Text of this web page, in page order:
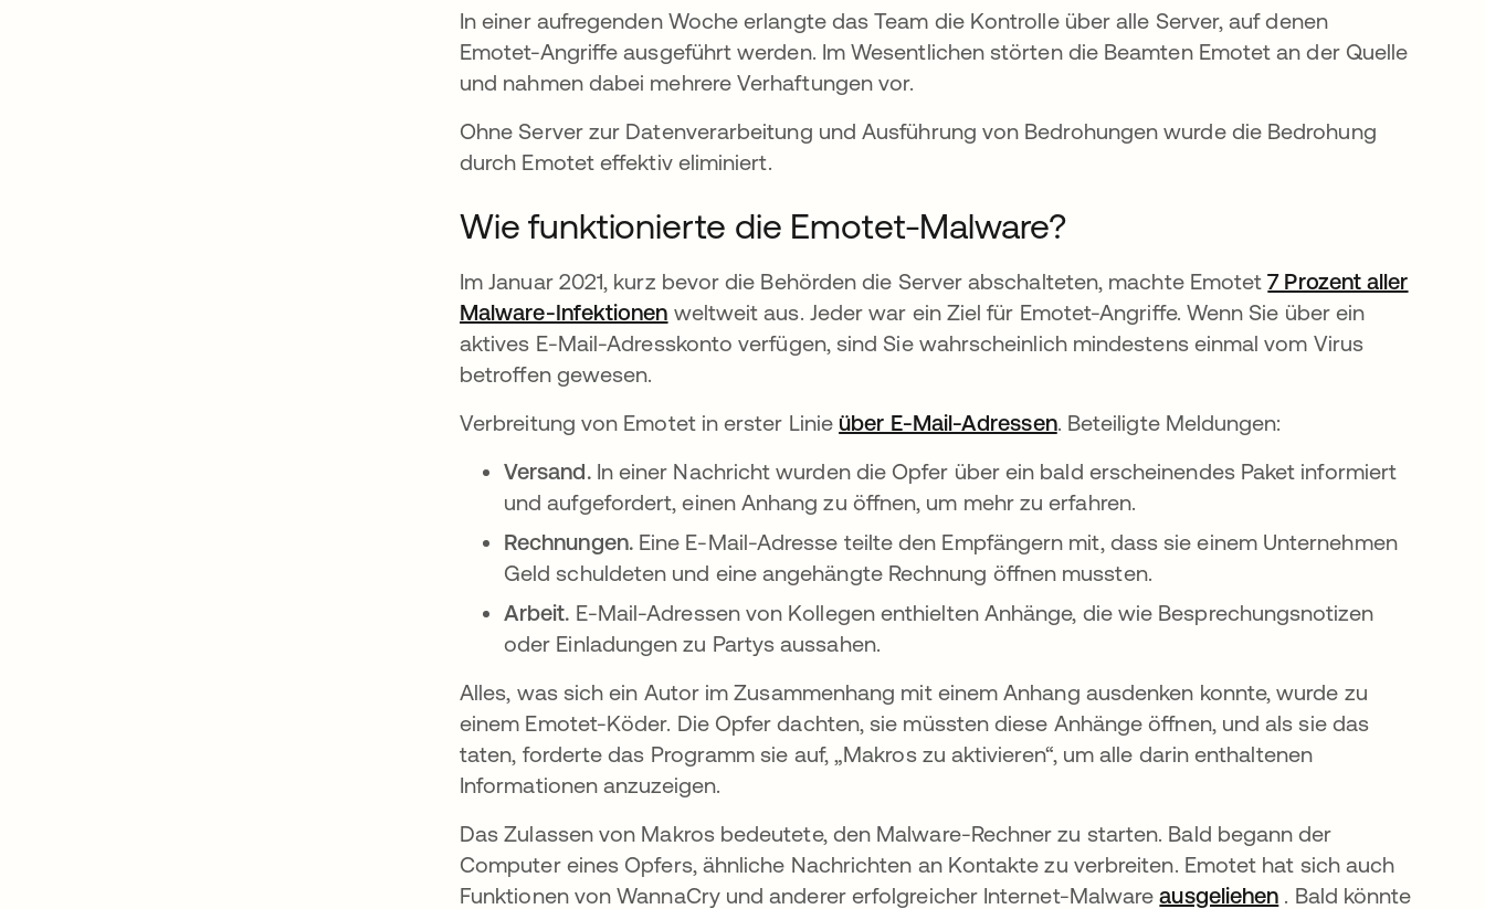
In einer aufregenden Woche erlangte das Team die Kontrolle über alle Server, auf denen
Emotet-Angriffe ausgeführt werden. Im Wesentlichen störten die Beamten Emotet an der Quelle
und nahmen dabei mehrere Verhaftungen vor.
Ohne Server zur Datenverarbeitung und Ausführung von Bedrohungen wurde die Bedrohung
durch Emotet effektiv eliminiert.
Wie funktionierte die Emotet-Malware?
Im Januar 2021, kurz bevor die Behörden die Server abschalteten, machte Emotet7 Prozent aller
Malware-Infektionen wird in einer neuen Registerkarte geöffnet
weltweit aus. Jeder war ein Ziel für Emotet-Angriffe. Wenn Sie über ein
aktives E-Mail-Adresskonto verfügen, sind Sie wahrscheinlich mindestens einmal vom Virus
betroffen gewesen.
Verbreitung von Emotet in erster Linieüber E-Mail-Adressen. Beteiligte Meldungen:
Versand. In einer Nachricht wurden die Opfer über ein bald erscheinendes Paket informiert
und aufgefordert, einen Anhang zu öffnen, um mehr zu erfahren.
Rechnungen. Eine E-Mail-Adresse teilte den Empfängern mit, dass sie einem Unternehmen
Geld schuldeten und eine angehängte Rechnung öffnen mussten.
Arbeit. E-Mail-Adressen von Kollegen enthielten Anhänge, die wie Besprechungsnotizen
oder Einladungen zu Partys aussahen.
Alles, was sich ein Autor im Zusammenhang mit einem Anhang ausdenken konnte, wurde zu
einem Emotet-Köder. Die Opfer dachten, sie müssten diese Anhänge öffnen, und als sie das
taten, forderte das Programm sie auf, „Makros zu aktivieren“, um alle darin enthaltenen
Informationen anzuzeigen.
Das Zulassen von Makros bedeutete, den Malware-Rechner zu starten. Bald begann der
Computer eines Opfers, ähnliche Nachrichten an Kontakte zu verbreiten. Emotet hat sich auch
Funktionen von WannaCry und anderer erfolgreicher Internet-Malwareausgeliehen wird in einer neuen
. Bald könnte